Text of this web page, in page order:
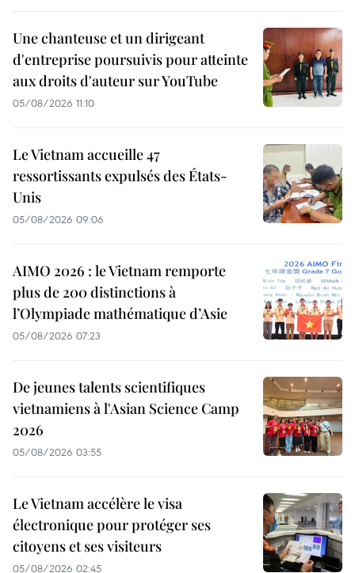
Une chanteuse et un dirigeant
d'entreprise poursuivis pour atteinte
aux droits d'auteur sur YouTube
05/08/2026 11:10
Le Vietnam accueille 47
ressortissants expulsés des États-
Unis
05/08/2026 09:06
AIMO 2026 : le Vietnam remporte
plus de 200 distinctions à
l’Olympiade mathématique d’Asie
05/08/2026 07:23
De jeunes talents scientifiques
vietnamiens à l'Asian Science Camp
2026
05/08/2026 03:55
Le Vietnam accélère le visa
électronique pour protéger ses
citoyens et ses visiteurs
05/08/2026 02:45